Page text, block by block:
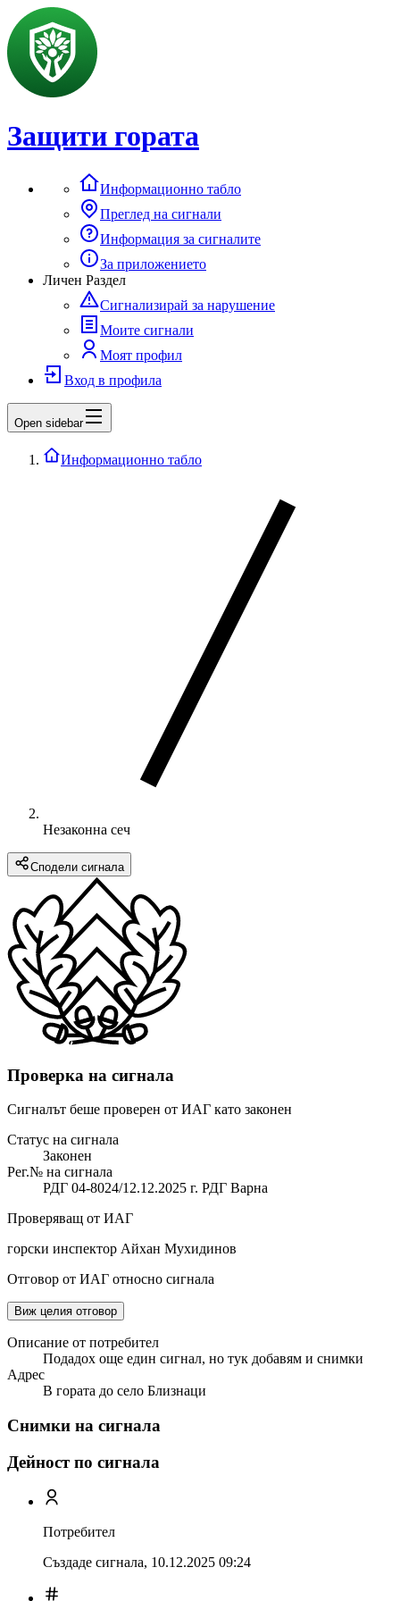
Защити гората
Информационно табло
Преглед на сигнали
Информация за сигналите
За приложението
Личен Раздел
Сигнализирай за нарушение
Моите сигнали
Моят профил
Вход в профила
Open sidebar
Информационно табло
Незаконна сеч
Сподели сигнала
Проверка на сигнала
Сигналът беше проверен от ИАГ като законен
Статус на сигнала
Законен
Рег.№ на сигнала
РДГ 04-8024/12.12.2025 г. РДГ Варна
Проверяващ от ИАГ
горски инспектор Айхан Мухидинов
Отговор от ИАГ относно сигнала
Виж целия отговор
Описание от потребител
Подадох още един сигнал, но тук добавям и снимки
Адрес
В гората до село Близнаци
Снимки на сигнала
Дейност по сигнала
Потребител
Създаде сигнала, 10.12.2025 09:24